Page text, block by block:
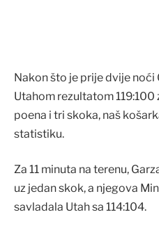
Nakon što je prije dvije noći
Utahom rezultatom
poena i tri skoka, naš
statistiku.
Za 11 minuta na terenu,
uz jedan skok, a njegova
savladala Utah sa 114:104.